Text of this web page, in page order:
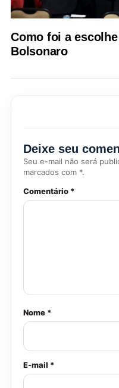
Como foi a
Bolsonaro
Deixe seu
Seu e-mail não será
marcados com *.
Comentário *
Nome *
E-mail *